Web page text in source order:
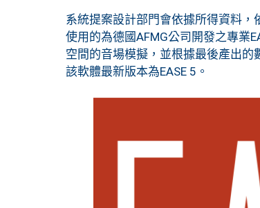
系統提案設計部門會依據所得資料
使用的為德國AFMG公司開發之專業
空間的音場模擬，並根據最後產出
該軟體最新版本為EASE 5。